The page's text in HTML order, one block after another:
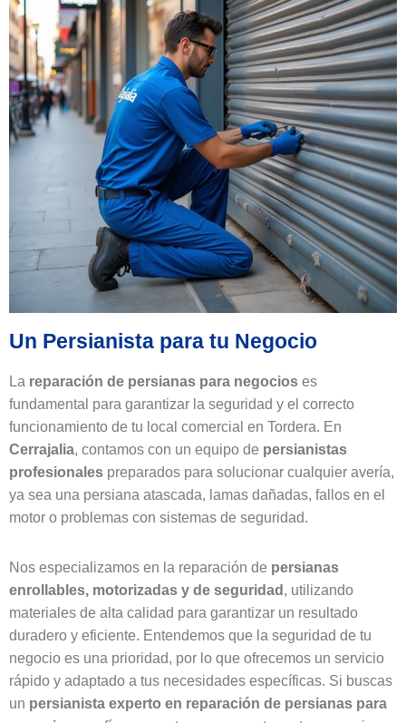
Un Persianista para tu Negocio
La reparación de persianas para negocios es
fundamental para garantizar la seguridad y el correcto
funcionamiento de tu local comercial en Tordera. En
Cerrajalia, contamos con un equipo de persianistas
profesionales preparados para solucionar cualquier avería,
ya sea una persiana atascada, lamas dañadas, fallos en el
motor o problemas con sistemas de seguridad.
Nos especializamos en la reparación de persianas
enrollables, motorizadas y de seguridad , utilizando
materiales de alta calidad para garantizar un resultado
duradero y eficiente. Entendemos que la seguridad de tu
negocio es una prioridad, por lo que ofrecemos un servicio
rápido y adaptado a tus necesidades específicas. Si buscas
un persianista experto en reparación de persianas para